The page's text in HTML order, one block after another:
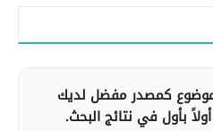
كمصدر مفضل لديك
بأول في نتائج البحث.